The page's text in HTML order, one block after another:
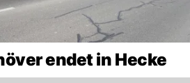
endet in Hecke